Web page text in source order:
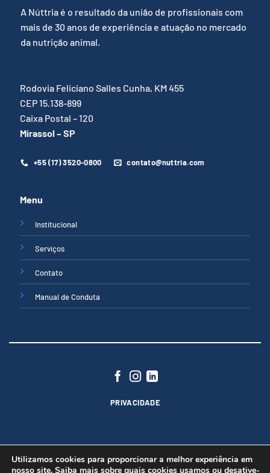
A Núttria é o resultado da união de profissionais com
mais de 30 anos de experiência e atuação no mercado
da nutrição animal.
Rodovia Feliciano Salles Cunha, KM 455
CEP 15.138-899
Caixa Postal – 120
Mirassol – SP
+55 (17) 3520-0800 contato@nuttria.com
Menu
Institucional
Serviços
Contato
Manual de Conduta
PRIVACIDADE
Utilizamos cookies para proporcionar a melhor experiência em
nosso site. Saiba mais sobre quais cookies usamos ou desative-